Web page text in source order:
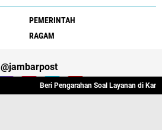
PEMERINTAH
RAGAM
@jambarpost
Beri Pengarahan Soal Layanan di Kanwil